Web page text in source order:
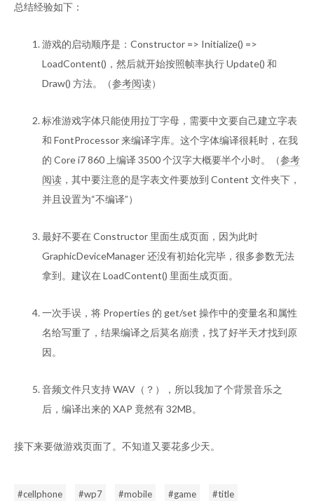
总结经验如下：
游戏的启动顺序是：Constructor => Initialize() =>
LoadContent()，然后就开始按照帧率执行 Update() 和
Draw() 方法。（参考阅读）
标准游戏字体只能使用拉丁字母，需要中文要自己建立字表
和 FontProcessor 来编译字库。这个字体编译很耗时，在我
的 Core i7 860 上编译 3500 个汉字大概要半个小时。（参考
阅读 ，其中要注意的是字表文件要放到 Content 文件夹下，
并且设置为“不编译”）
最好不要在 Constructor 里面生成页面，因为此时
GraphicDeviceManager 还没有初始化完毕，很多参数无法
拿到。建议在 LoadContent() 里面生成页面。
一次手误，将 Properties 的 get/set 操作中的变量名和属性
名给写重了，结果编译之后莫名崩溃，找了好半天才找到原
因。
音频文件只支持 WAV（？），所以我加了个背景音乐之
后，编译出来的 XAP 竟然有 32MB。
接下来要做游戏页面了。不知道又要花多少天。
cellphone wp7 mobile game title